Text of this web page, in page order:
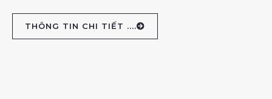
THÔNG TIN CHI TIẾT ....